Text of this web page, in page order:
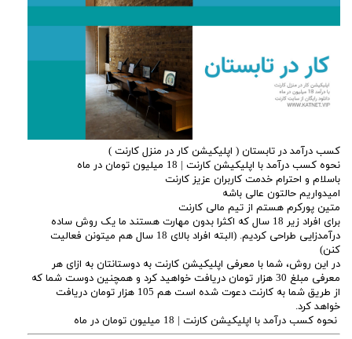
کسب درآمد در تابستان ( اپلیکیشن کار در منزل کارنت )
نحوه کسب درآمد با اپلیکیشن کارنت | 18 میلیون تومان در ماه
باسلام و احترام خدمت کاربران عزیز کارنت
امیدواریم حالتون عالی باشه
متین پورکرم هستم از تیم مالی کارنت
برای افراد زیر 18 سال که اکثرا بدون مهارت هستند ما یک روش ساده
درآمدزایی طراحی کردیم. (البته افراد بالای 18 سال هم میتونن فعالیت
کنن)
در این روش، شما با معرفی اپلیکیشن کارنت به دوستانتان به ازای هر
معرفی مبلغ 30 هزار تومان دریافت خواهید کرد و همچنین دوست شما که
از طریق شما به کارنت دعوت شده است هم 105 هزار تومان دریافت
خواهد کرد.
نحوه کسب درآمد با اپلیکیشن کارنت | 18 میلیون تومان در ماه